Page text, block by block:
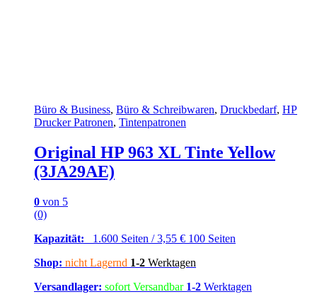
Büro & Business, Büro & Schreibwaren, Druckbedarf, HP
Drucker Patronen, Tintenpatronen
Original HP 963 XL Tinte Yellow
(3JA29AE)
0 von 5
(0)
Kapazität: 1.600 Seiten / 3,55 € 100 Seiten
Shop: nicht Lagernd 1-2 Werktagen
Versandlager: sofort Versandbar 1-2 Werktagen